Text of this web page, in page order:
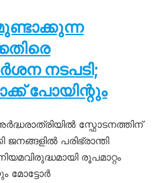
നടപടി;
പോയിന്റും
സ്ഫോടനത്തിന്
പരിഭ്രാന്തി
രൂപമാറ്റം
മോട്ടോർ